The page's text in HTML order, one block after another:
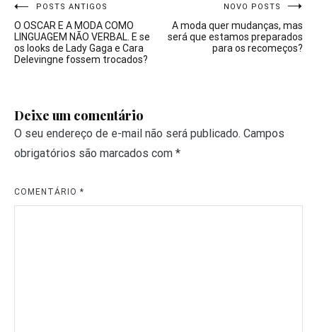
Navegação
de
Post
POSTS ANTIGOS
O OSCAR E A MODA COMO
LINGUAGEM NÃO VERBAL. E se
os looks de Lady Gaga e Cara
Delevingne fossem trocados?
NOVO POSTS
A moda quer mudanças, mas
será que estamos preparados
para os recomeços?
Deixe um comentário
O seu endereço de e-mail não será publicado. Campos
obrigatórios são marcados com *
COMENTÁRIO *